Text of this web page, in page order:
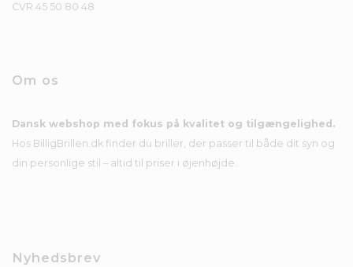
CVR 45 50 80 48
Om os
Dansk webshop med fokus på kvalitet og tilgængelighed.
Hos BilligBrillen.dk finder du briller, der passer til både dit syn og
din personlige stil – altid til priser i øjenhøjde.
Nyhedsbrev